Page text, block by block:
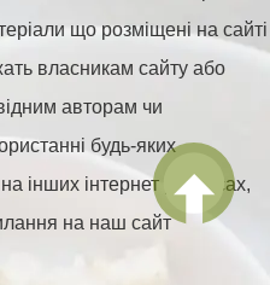
що розміщені на сайті
власникам сайту або
авторам чи
будь-яких
інших інтернет ресурсах,
на наш сайт